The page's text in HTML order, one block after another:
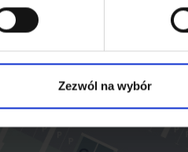
Zezwól na wybór